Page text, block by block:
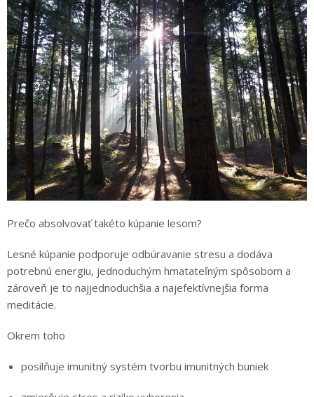
Prečo absolvovať takéto kúpanie lesom?
Lesné kúpanie podporuje odbúravanie stresu a dodáva
potrebnú energiu, jednoduchým hmatateľným spôsobom a
zároveň je to najjednoduchšia a najefektívnejšia forma
meditácie.
Okrem toho
posilňuje imunitný systém tvorbu imunitných buniek